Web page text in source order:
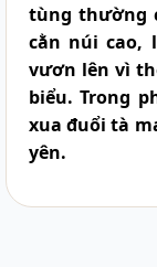
tùng thường
cằn núi cao,
vươn lên vì
biểu. Trong
xua đuổi tà
yên.